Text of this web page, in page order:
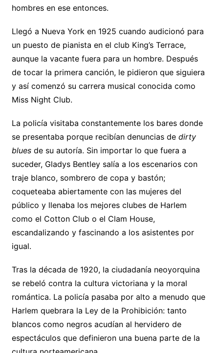
hombres en ese entonces.
Llegó a Nueva York en 1925 cuando audicionó para
un puesto de pianista en el club King’s Terrace,
aunque la vacante fuera para un hombre. Después
de tocar la primera canción, le pidieron que siguiera
y así comenzó su carrera musical conocida como
Miss Night Club.
La policía visitaba constantemente los bares donde
se presentaba porque recibían denuncias de dirty
bluesde su autoría. Sin importar lo que fuera a
suceder, Gladys Bentley salía a los escenarios con
traje blanco, sombrero de copa y bastón;
coqueteaba abiertamente con las mujeres del
público y llenaba los mejores clubes de Harlem
como el Cotton Club o el Clam House,
escandalizando y fascinando a los asistentes por
igual.
Tras la década de 1920, la ciudadanía neoyorquina
se rebeló contra la cultura victoriana y la moral
romántica. La policía pasaba por alto a menudo que
Harlem quebrara la Ley de la Prohibición: tanto
blancos como negros acudían al hervidero de
espectáculos que definieron una buena parte de la